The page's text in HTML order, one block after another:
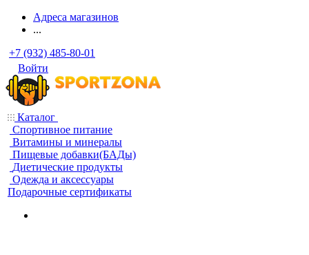
Адреса магазинов
...
+7 (932) 485-80-01
Войти
Каталог
Спортивное питание
Витамины и минералы
Пищевые добавки(БАДы)
Диетические продукты
Одежда и аксессуары
Подарочные сертификаты